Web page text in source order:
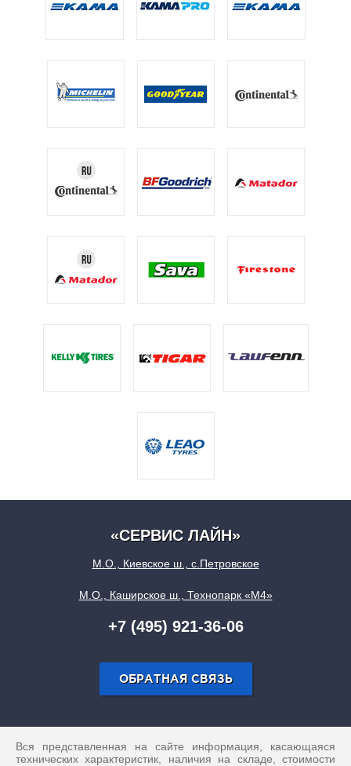
«СЕРВИС ЛАЙН»
М.О., Киевское ш., с.Петровское
М.О., Каширское ш., Технопарк «М4»
+7 (495) 921-36-06
ОБРАТНАЯ СВЯЗЬ
Вся представленная на сайте информация, касающаяся
технических характеристик, наличия на складе, стоимости